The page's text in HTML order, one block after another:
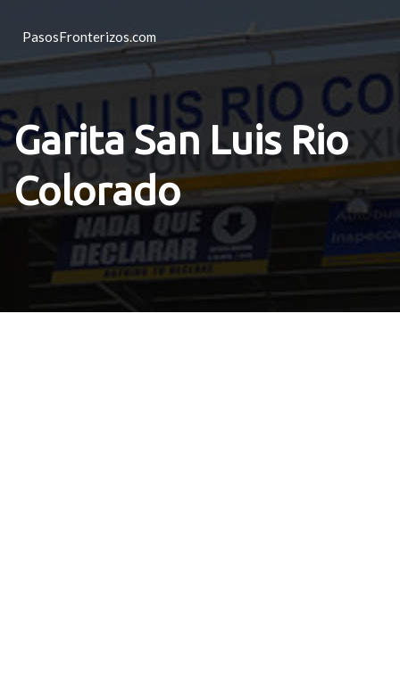
PasosFronterizos.com
Garita San Luis Rio
Colorado